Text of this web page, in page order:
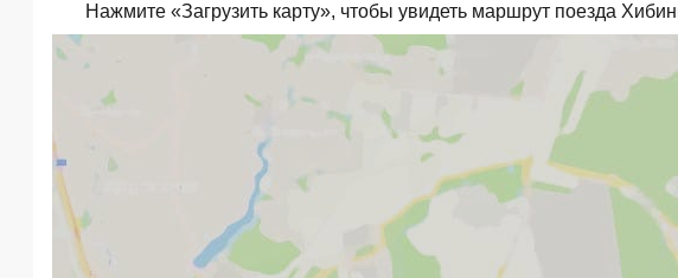
Нажмите «Загрузить карту», чтобы увидеть маршрут поезда